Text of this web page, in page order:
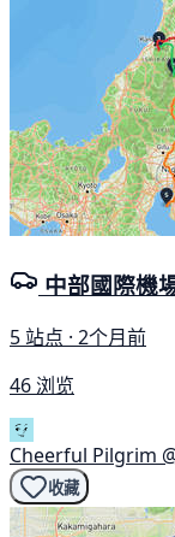
中部國際機
5 站点 · 2个月前
46 浏览
Cheerful Pilgrim
收藏